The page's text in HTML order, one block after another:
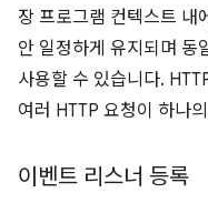
장 프로그램 컨텍스트 내
안 일정하게 유지되며 동
사용할 수 있습니다.
여러 HTTP 요청이 하나
이벤트 리스너 등록